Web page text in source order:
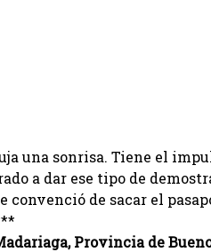
una sonrisa. Tiene el
a dar ese tipo de
convenció de sacar el
Provincia de